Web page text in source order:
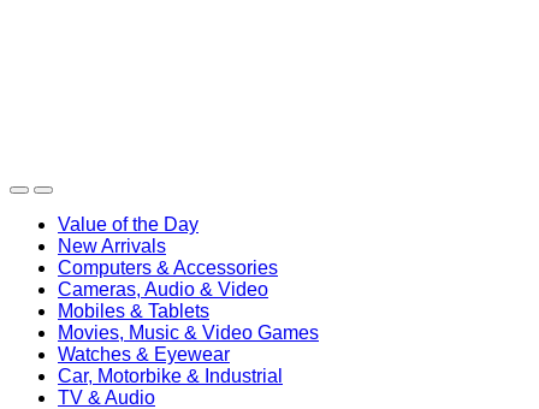
Value of the Day
New Arrivals
Computers & Accessories
Cameras, Audio & Video
Mobiles & Tablets
Movies, Music & Video Games
Watches & Eyewear
Car, Motorbike & Industrial
TV & Audio